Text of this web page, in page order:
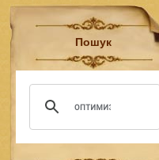
Пошук